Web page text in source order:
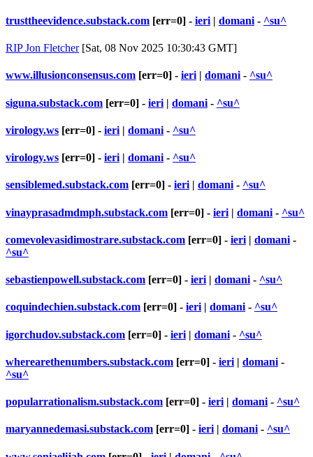
trusttheevidence.substack.com [err=0] - ieri | domani - ^su^
RIP Jon Fletcher[Sat, 08 Nov 2025 10:30:43 GMT]
www.illusionconsensus.com [err=0] - ieri | domani - ^su^
siguna.substack.com [err=0] - ieri | domani - ^su^
virology.ws [err=0] - ieri | domani - ^su^
virology.ws [err=0] - ieri | domani - ^su^
sensiblemed.substack.com [err=0] - ieri | domani - ^su^
vinayprasadmdmph.substack.com [err=0] - ieri | domani - ^su^
comevolevasidimostrare.substack.com [err=0] - ieri | domani -
^su^
sebastienpowell.substack.com [err=0] - ieri | domani - ^su^
coquindechien.substack.com [err=0] - ieri| domani- ^su^
igorchudov.substack.com [err=0] - ieri | domani - ^su^
wherearethenumbers.substack.com [err=0] - ieri | domani -
^su^
popularrationalism.substack.com [err=0] - ieri | domani - ^su^
maryannedemasi.substack.com [err=0] - ieri| domani- ^su^